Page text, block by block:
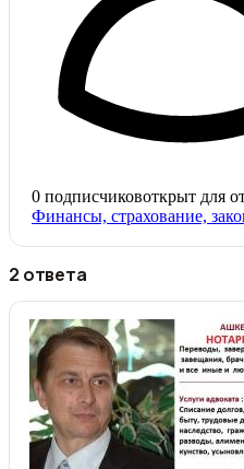
0 подписчиковоткрыт для
Финансы, страхование,
2 ответа